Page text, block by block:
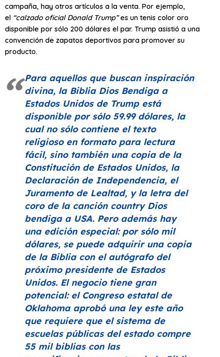
campaña, hay otros artículos a la venta. Por ejemplo,
el “calzado oficial Donald Trump”es un tenis color oro
disponible por sólo 200 dólares el par. Trump asistió a una
convención de zapatos deportivos para promover su
producto.
Para aquellos que buscan inspiración
divina, la Biblia Dios Bendiga a
Estados Unidos de Trump está
disponible por sólo 59.99 dólares, la
cual no sólo contiene el texto
religioso en formato para lectura
fácil, sino también una copia de la
Constitución de Estados Unidos, la
Declaración de Independencia, el
Juramento de Lealtad, y la letra del
coro de la canción country Dios
bendiga a USA. Pero además hay
una edición especial: por sólo mil
dólares, se puede adquirir una copia
de la Biblia con el autógrafo del
próximo presidente de Estados
Unidos. El negocio tiene gran
potencial: el Congreso estatal de
Oklahoma aprobó una ley este año
que requiere que el sistema de
escuelas públicas del estado compre
55 mil biblias con las